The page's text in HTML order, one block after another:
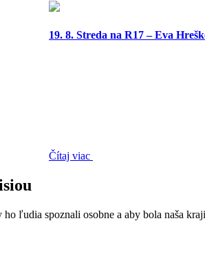
19. 8. Streda na R17 – Eva
Čítaj viac
ľudia spoznali osobne a aby bola naša